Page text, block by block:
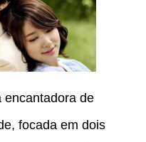
encantadora de
focada em dois